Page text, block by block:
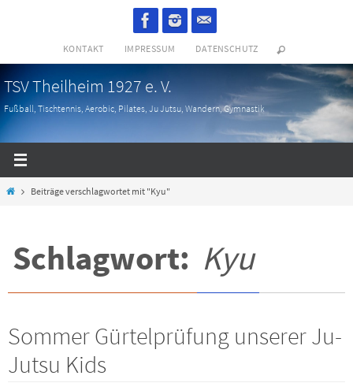
KONTAKT IMPRESSUM DATENSCHUTZ
TSV Theilheim 1927 e. V.
Fußball, Tischtennis, Aerobic, Pilates, Ju Jutsu, Wandern, Gymnastik
StartBeiträge verschlagwortet mit "Kyu"
Schlagwort: Kyu
Sommer Gürtelprüfung unserer Ju-
Jutsu Kids